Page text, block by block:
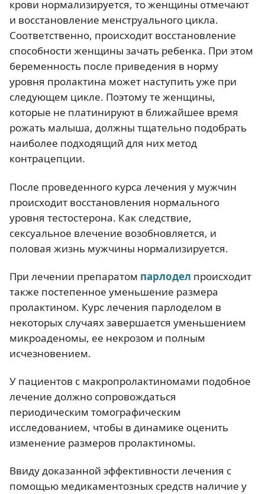
крови нормализируется, то женщины отмечают
и восстановление менструального цикла.
Соответственно, происходит восстановление
способности женщины зачать ребенка. При этом
беременность после приведения в норму
уровня пролактина может наступить уже при
следующем цикле. Поэтому те женщины,
которые не платинируют в ближайшее время
рожать малыша, должны тщательно подобрать
наиболее подходящий для них метод
контрацепции.
После проведенного курса лечения у мужчин
происходит восстановления нормального
уровня тестостерона. Как следствие,
сексуальное влечение возобновляется, и
половая жизнь мужчины нормализируется.
При лечении препаратом парлодел происходит
также постепенное уменьшение размера
пролактином. Курс лечения парлоделом в
некоторых случаях завершается уменьшением
микроаденомы, ее некрозом и полным
исчезновением.
У пациентов с макропролактиномами подобное
лечение должно сопровождаться
периодическим томографическим
исследованием, чтобы в динамике оценить
изменение размеров пролактиномы.
Ввиду доказанной эффективности лечения с
помощью медикаментозных средств наличие у